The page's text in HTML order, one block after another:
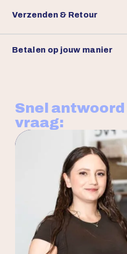
Verzenden & Retour
Betalen op jouw manier
Snel antwoord
vraag: